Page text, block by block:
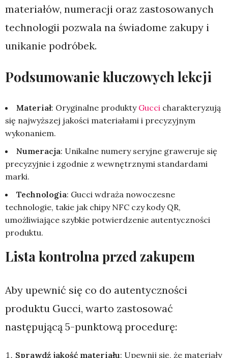
materiałów, numeracji oraz zastosowanych
technologii pozwala na świadome zakupy i
unikanie podróbek.
Podsumowanie kluczowych lekcji
Materiał: Oryginalne produkty Gucci charakteryzują
się najwyższej jakości materiałami i precyzyjnym
wykonaniem.
Numeracja: Unikalne numery seryjne graweruje się
precyzyjnie i zgodnie z wewnętrznymi standardami
marki.
Technologia: Gucci wdraża nowoczesne
technologie, takie jak chipy NFC czy kody QR,
umożliwiające szybkie potwierdzenie autentyczności
produktu.
Lista kontrolna przed zakupem
Aby upewnić się co do autentyczności
produktu Gucci, warto zastosować
następującą 5-punktową procedurę:
Sprawdź jakość materiału: Upewnij się, że materiały